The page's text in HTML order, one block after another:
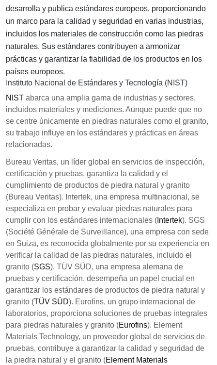
desarrolla y publica estándares europeos, proporcionando
un marco para la calidad y seguridad en varias industrias,
incluidos los materiales de construcción como las piedras
naturales. Sus estándares contribuyen a armonizar
prácticas y garantizar la fiabilidad de los productos en los
países europeos.
Instituto Nacional de Estándares y Tecnología (NIST)
NIST abarca una amplia gama de industrias y sectores,
incluidos materiales y mediciones. Aunque puede que no
se centre únicamente en piedras naturales como el granito,
su trabajo influye en los estándares y prácticas en áreas
relacionadas.
Bureau Veritas, un líder global en servicios de inspección,
certificación y pruebas, garantiza la calidad y el
cumplimiento de productos de piedra natural y granito
(Bureau Veritas). Intertek, una empresa multinacional, se
especializa en probar y evaluar piedras naturales para
cumplir con los estándares internacionales ( Intertek). SGS
(Société Générale de Surveillance), una empresa con sede
en Suiza, es reconocida globalmente por su experiencia en
verificar la calidad de las piedras naturales, incluido el
granito (SGS). TÜV SÜD, una empresa alemana de
pruebas y certificación, desempeña un papel crucial en
garantizar los estándares de productos de piedra natural y
granito (TÜV SÜD). Eurofins, un grupo internacional de
laboratorios, proporciona soluciones de pruebas integrales
para piedras naturales y granito (Eurofins). Element
Materials Technology, un proveedor global de servicios de
pruebas, contribuye a garantizar la calidad y seguridad de
la piedra natural y el granito (Element Materials